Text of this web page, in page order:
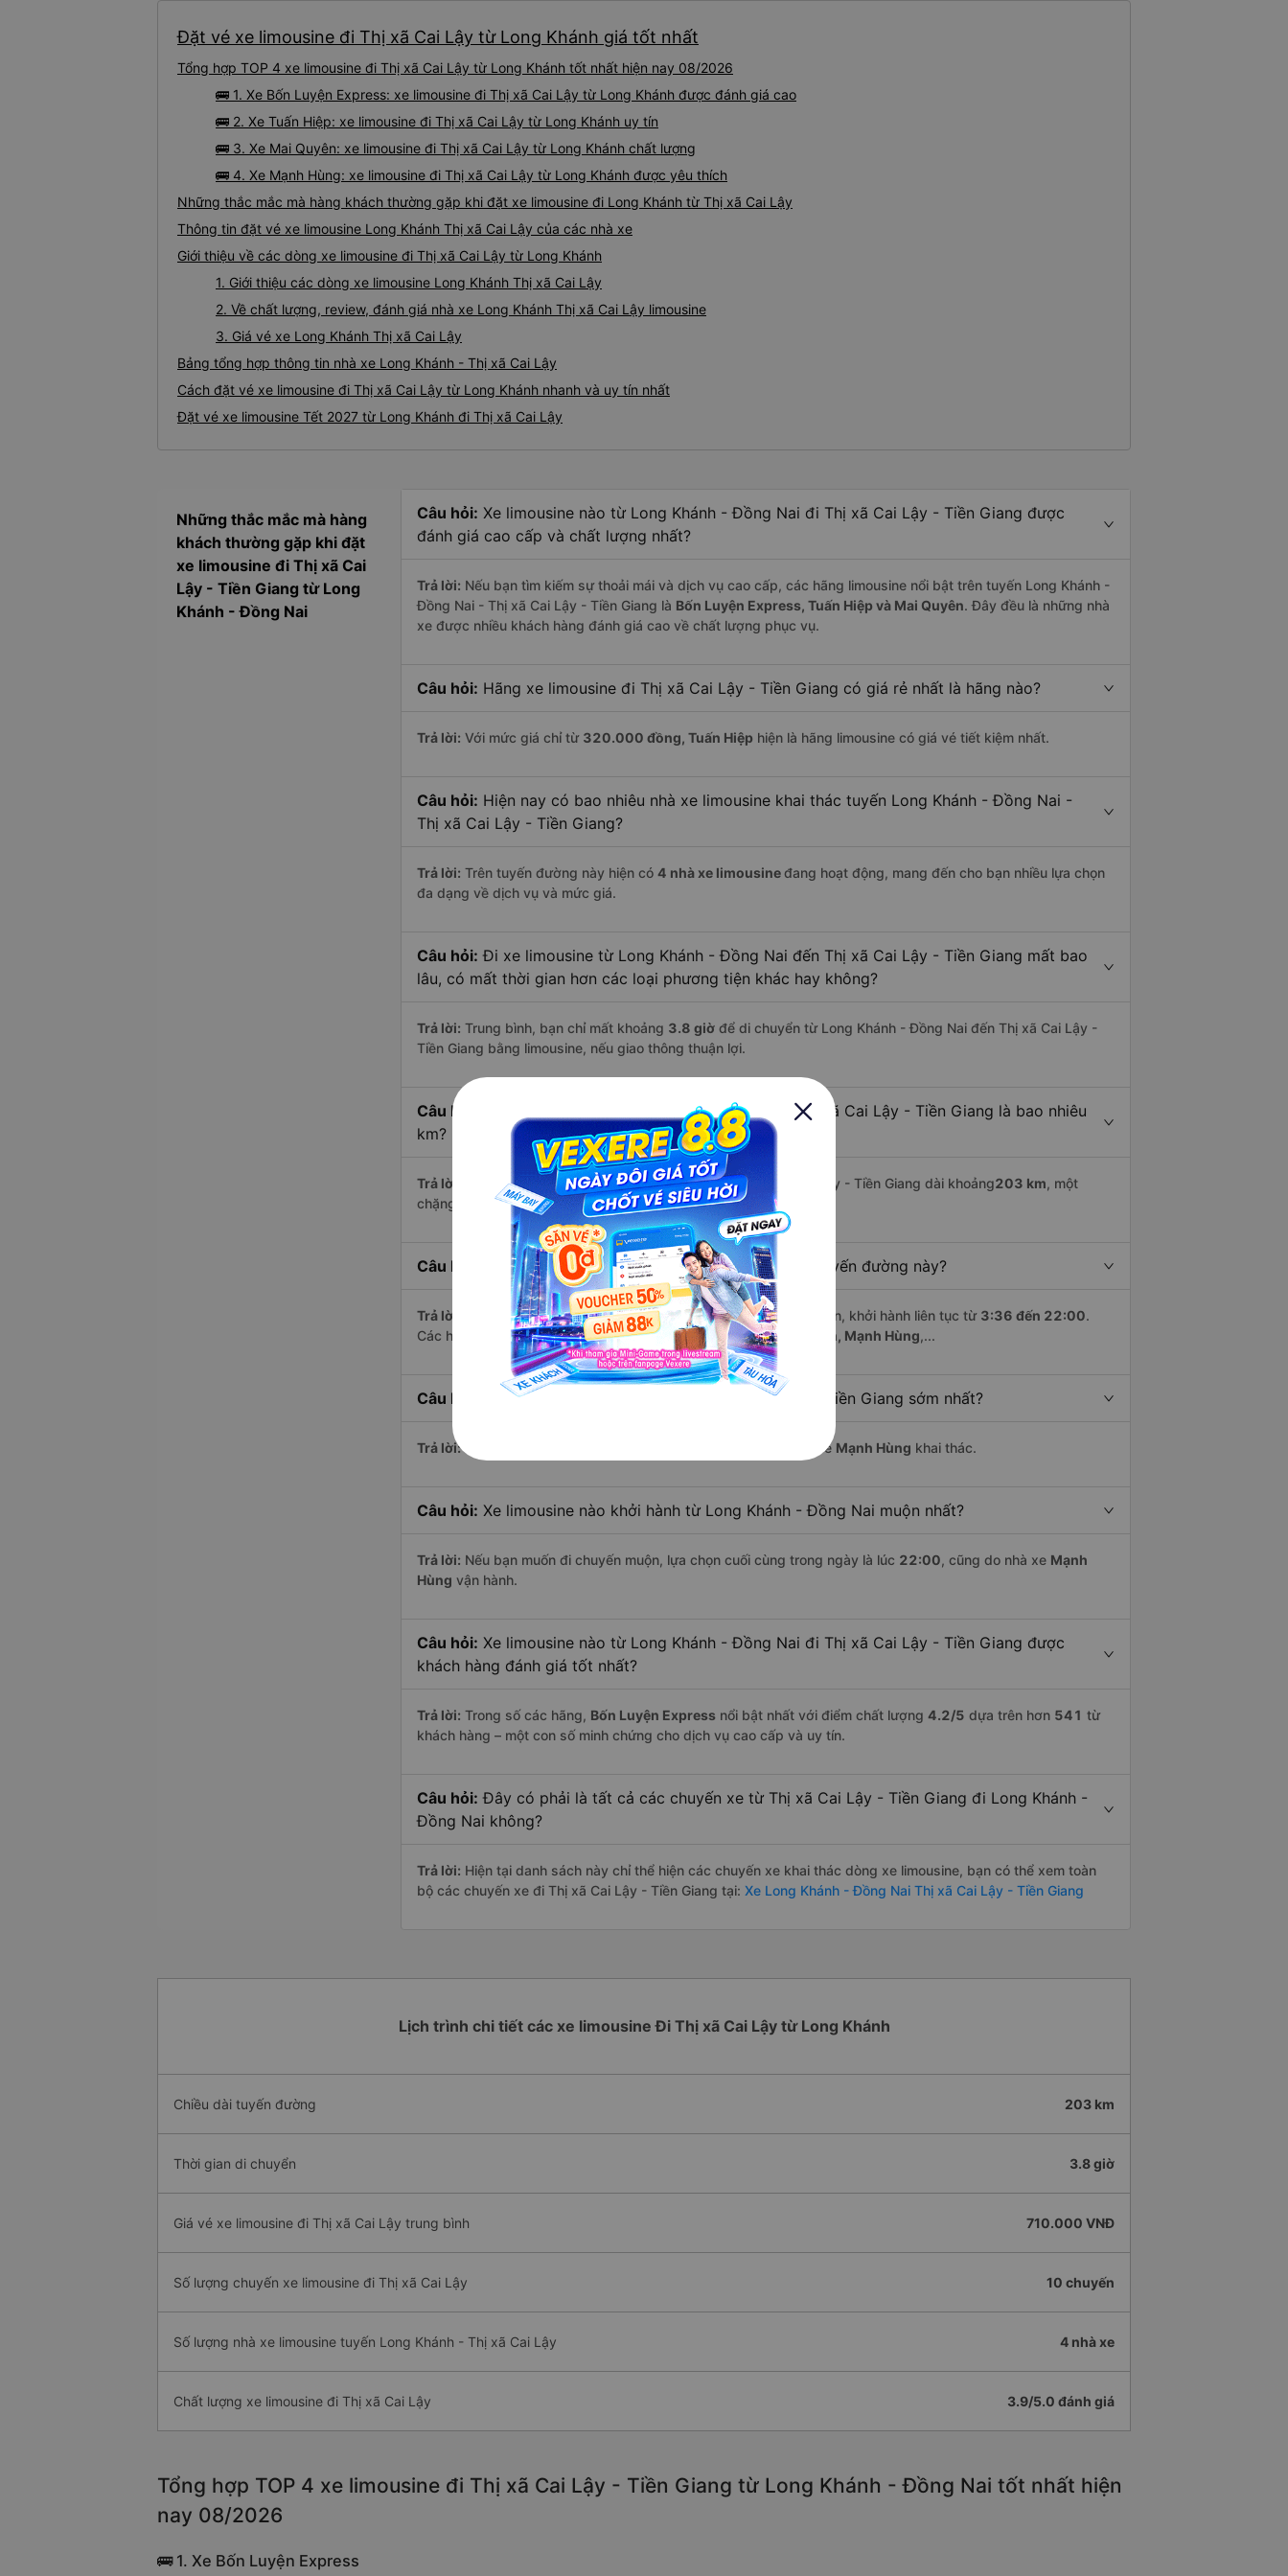
Đặt vé xe limousine đi Thị xã Cai Lậy từ Long Khánh giá tốt nhất
Tổng hợp TOP 4 xe limousine đi Thị xã Cai Lậy từ Long Khánh tốt nhất hiện nay 08/2026
🚌 1. Xe Bốn Luyện Express: xe limousine đi Thị xã Cai Lậy từ Long Khánh được đánh giá cao
🚌 2. Xe Tuấn Hiệp: xe limousine đi Thị xã Cai Lậy từ Long Khánh uy tín
🚌 3. Xe Mai Quyên: xe limousine đi Thị xã Cai Lậy từ Long Khánh chất lượng
🚌 4. Xe Mạnh Hùng: xe limousine đi Thị xã Cai Lậy từ Long Khánh được yêu thích
Những thắc mắc mà hàng khách thường gặp khi đặt xe limousine đi Long Khánh từ Thị xã Cai Lậy
Thông tin đặt vé xe limousine Long Khánh Thị xã Cai Lậy của các nhà xe
Giới thiệu về các dòng xe limousine đi Thị xã Cai Lậy từ Long Khánh
1. Giới thiệu các dòng xe limousine Long Khánh Thị xã Cai Lậy
2. Về chất lượng, review, đánh giá nhà xe Long Khánh Thị xã Cai Lậy limousine
3. Giá vé xe Long Khánh Thị xã Cai Lậy
Bảng tổng hợp thông tin nhà xe Long Khánh - Thị xã Cai Lậy
Cách đặt vé xe limousine đi Thị xã Cai Lậy từ Long Khánh nhanh và uy tín nhất
Đặt vé xe limousine Tết 2027 từ Long Khánh đi Thị xã Cai Lậy
Những thắc mắc mà hàng
khách thường gặp khi đặt
xe limousine đi Thị xã Cai
Lậy - Tiền Giang từ Long
Khánh - Đồng Nai
Câu hỏi: Xe limousine nào từ Long Khánh - Đồng Nai đi Thị xã Cai Lậy - Tiền Giang được
đánh giá cao cấp và chất lượng nhất?
Trả lời: Nếu bạn tìm kiếm sự thoải mái và dịch vụ cao cấp, các hãng limousine nổi bật trên tuyến Long Khánh -
Đồng Nai - Thị xã Cai Lậy - Tiền Giang là Bốn Luyện Express, Tuấn Hiệp và Mai Quyên. Đây đều là những nhà
xe được nhiều khách hàng đánh giá cao về chất lượng phục vụ.
Câu hỏi: Hãng xe limousine đi Thị xã Cai Lậy - Tiền Giang có giá rẻ nhất là hãng nào?
Trả lời: Với mức giá chỉ từ 320.000 đồng, Tuấn Hiệp hiện là hãng limousine có giá vé tiết kiệm nhất.
Câu hỏi: Hiện nay có bao nhiêu nhà xe limousine khai thác tuyến Long Khánh - Đồng Nai -
Thị xã Cai Lậy - Tiền Giang?
Trả lời: Trên tuyến đường này hiện có 4 nhà xe limousineđang hoạt động, mang đến cho bạn nhiều lựa chọn
đa dạng về dịch vụ và mức giá.
Câu hỏi: Đi xe limousine từ Long Khánh - Đồng Nai đến Thị xã Cai Lậy - Tiền Giang mất bao
lâu, có mất thời gian hơn các loại phương tiện khác hay không?
Trả lời: Trung bình, bạn chỉ mất khoảng 3.8 giờ để di chuyển từ Long Khánh - Đồng Nai đến Thị xã Cai Lậy -
Tiền Giang bằng limousine, nếu giao thông thuận lợi.
Câu hỏi:
Khoảng cách từ Long Khánh - Đồng Nai đi Thị xã Cai Lậy - Tiền Giang là bao nhiêu
km?
Trả lời: Quãng đường từ Long Khánh - Đồng Nai đến Thị xã Cai Lậy - Tiền Giang dài khoảng203 km, một
chặng đi vừa đủ để bạn thư giãn trên xe limousine thoải mái.
Câu hỏi: Mỗi ngày có bao nhiêu chuyến limousine trên tuyến đường này?
Trả lời: Mỗi ngày có tới10 chuyến limousinehoạt động trên tuyến, khởi hành liên tục từ 3:36 đến 22:00.
Các hãng nổi bật gồm:Bốn Luyện Express, Tuấn Hiệp, Mai Quyên, Mạnh Hùng,...
Câu hỏi: Xe limousine nào khởi hành từ Thị xã Cai Lậy - Tiền Giang sớm nhất?
Trả lời:Chuyến limousine sớm nhất khởi hành lúc , do nhà xe Mạnh Hùng khai thác.
Câu hỏi: Xe limousine nào khởi hành từ Long Khánh - Đồng Nai muộn nhất?
Trả lời: Nếu bạn muốn đi chuyến muộn, lựa chọn cuối cùng trong ngày là lúc 22:00, cũng do nhà xe Mạnh
Hùng vận hành.
Câu hỏi: Xe limousine nào từ Long Khánh - Đồng Nai đi Thị xã Cai Lậy - Tiền Giang được
khách hàng đánh giá tốt nhất?
Trả lời: Trong số các hãng, Bốn Luyện Express nổi bật nhất với điểm chất lượng 4.2/5 dựa trên hơn 541 từ
khách hàng – một con số minh chứng cho dịch vụ cao cấp và uy tín.
Câu hỏi: Đây có phải là tất cả các chuyến xe từ Thị xã Cai Lậy - Tiền Giang đi Long Khánh -
Đồng Nai không?
Trả lời: Hiện tại danh sách này chỉ thể hiện các chuyến xe khai thác dòng xe limousine, bạn có thể xem toàn
bộ các chuyến xe đi Thị xã Cai Lậy - Tiền Giang tại: Xe Long Khánh - Đồng Nai Thị xã Cai Lậy - Tiền Giang
Lịch trình chi tiết các xe limousine Đi Thị xã Cai Lậy từ Long Khánh
Chiều dài tuyến đường 203 km
Thời gian di chuyển 3.8 giờ
Giá vé xe limousine đi Thị xã Cai Lậy trung bình 710.000 VNĐ
Số lượng chuyến xe limousine đi Thị xã Cai Lậy 10 chuyến
Số lượng nhà xe limousine tuyến Long Khánh - Thị xã Cai Lậy 4 nhà xe
Chất lượng xe limousine đi Thị xã Cai Lậy 3.9/5.0 đánh giá
Tổng hợp TOP 4 xe limousine đi Thị xã Cai Lậy - Tiền Giang từ Long Khánh - Đồng Nai tốt nhất hiện
nay 08/2026
🚌 1. Xe Bốn Luyện Express